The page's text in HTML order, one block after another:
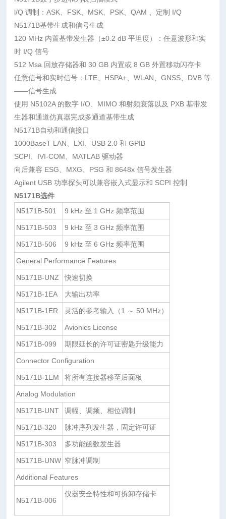
l/Q 调制：ASK、FSK、MSK、PSK、QAM 、定制 I/Q
N5171B基带生成和信号生成
120 MHz 内置基带发生器（±0.2 dB 平坦度）：任意波形和实
时 I/Q 信号
512 Msa 回放存储器和 30 GB 内置或 8 GB 外置移动闪存卡
任意信号和实时信号：LTE、HSPA+、WLAN、GNSS、DVB 等
——信号生成
使用 N5102A 的数字 I/O、MIMO 和射频衰落以及 PXB 基带发
生器和通道仿真器完成多通道基带生成
N5171B自动和通信接口
1000BaseT LAN、LXI、USB 2.0 和 GPIB
SCPI、IVI-COM、MATLAB 驱动器
向后兼容 ESG、MXG、PSG 和 8648x 信号发生器
Agilent USB 功率探头可以兼容嵌入式显示和 SCPI 控制
N5171B选件
N5171B-501
9 kHz 至 1 GHz 频率范围
N5171B-503 9 kHz 至 3 GHz 频率范围
N5171B-506 9 kHz 至 6 GHz 频率范围
General Performance Features
N5171B-UNZ 快速切换
N5171B-1EA 大输出功率
N5171B-1ER 灵活的参考输入（1 ～ 50 MHz）
N5171B-302 Avionics License
N5171B-099 期限延长的许可证密匙升级能力
Connector Configuration
N5171B-1EM 将所有连接器移至后面板
Analog Modulation
N5171B-UNT 调幅、调频、相位调制
N5171B-320 脉冲序列发生器，固定许可证
N5171B-303 多功能函数发生器
N5171B-UNW 窄脉冲调制
Additional Features
N5171B-006
仪器安全特性和可拆卸存储卡